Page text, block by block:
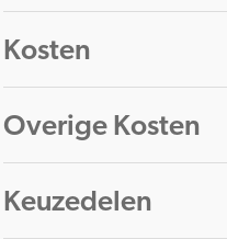
Kosten
Overige Kosten
Keuzedelen